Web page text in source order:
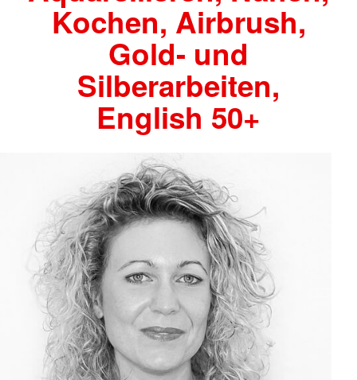
Kochen, Airbrush,
Gold- und
Silberarbeiten,
English 50+